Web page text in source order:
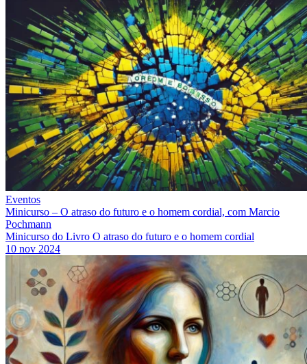
Eventos
Minicurso – O atraso do futuro e o homem cordial, com Marcio
Pochmann
Minicurso do Livro O atraso do futuro e o homem cordial
10 nov 2024